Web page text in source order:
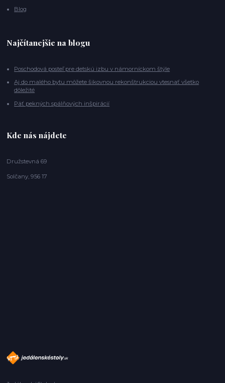
Blog
Najčítanejšie na blogu
Poschodová posteľ pre detskú izbu v námorníckom štýle
Aj do malého bytu môžete šikovnou rekonštrukciou vtesnať všetko
dôležité
Päť pekných spálňových inšpirácií
Kde nás nájdete
Družstevná 69
Solčany, 956 17